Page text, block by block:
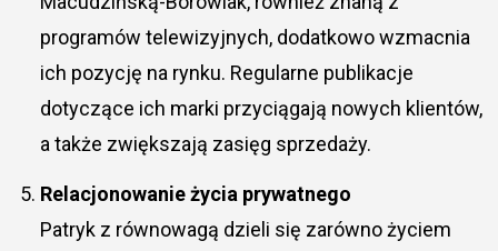
programów telewizyjnych, dodatkowo wzmacnia
ich pozycję na rynku. Regularne publikacje
dotyczące ich marki przyciągają nowych klientów,
a także zwiększają zasięg sprzedaży.
Relacjonowanie życia prywatnego
Patryk z równowagą dzieli się zarówno życiem